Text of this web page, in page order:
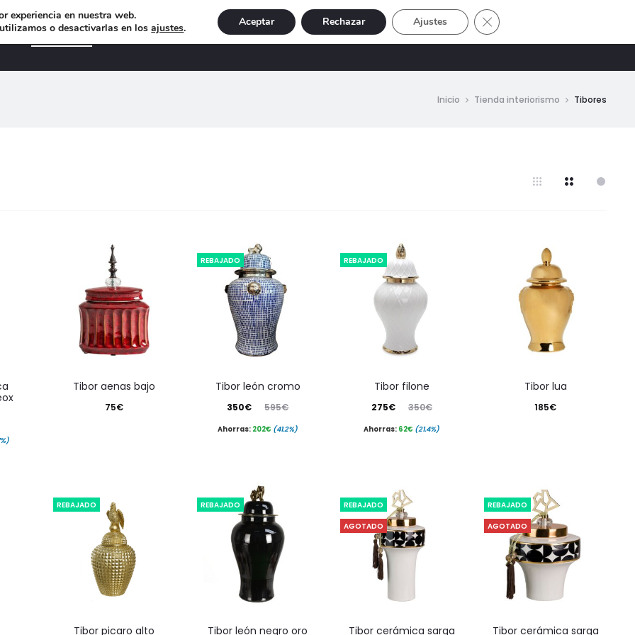
ILUMINACIÓN NAVIDAD EXCLUSIVE OFERTAS Buscar
Inicio Tienda interiorismo Tibores
tibor aenas bajo
75€
REBAJADO
tibor león cromo
595€
El
precio
595€.
350€
El
precioAhorras: 202€ (41.2%)
REBAJADO
tibor filone
350€
El
precio
350€.
275€
precioAhorras: 62€ (21.4%)
tibor lua
185€
REBAJADO
tibor picaro alto
REBAJADO
tibor león negro oro
REBAJADO
AGOTADO
tibor cerámica sarga
REBAJADO
AGOTADO
tibor cerámica sarga
experiencia en nuestra web.
o desactivarlas en losajustes. Aceptar Rechazar Ajustes Cerrar el banner de cookies